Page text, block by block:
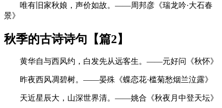
唯有旧家秋娘，声价如故。——周邦彦《瑞龙吟·大石春
景》
秋季的古诗诗句【篇2】
黄华自与西风约，白发先从远客生。——元好问《秋怀》
昨夜西风凋碧树。——晏殊《蝶恋花·槛菊愁烟兰泣露》
天近星辰大，山深世界清。——姚合《秋夜月中登天坛》